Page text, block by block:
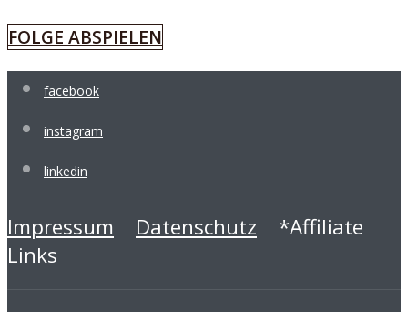
FOLGE ABSPIELEN
facebook
instagram
linkedin
Impressum Datenschutz *Affiliate
Links